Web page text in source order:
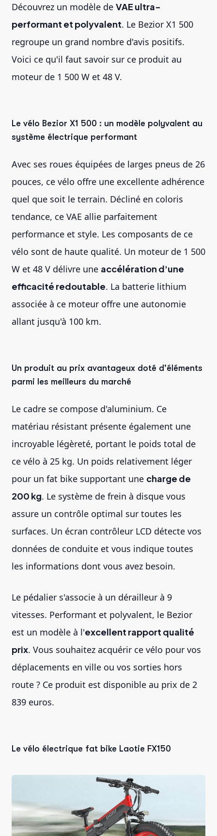
Découvrez un modèle de VAE ultra-
performant et polyvalent. Le Bezior X1 500
regroupe un grand nombre d'avis positifs.
Voici ce qu'il faut savoir sur ce produit au
moteur de 1 500 W et 48 V.
Le vélo Bezior X1 500 : un modèle polyvalent au
système électrique performant
Avec ses roues équipées de larges pneus de 26
pouces, ce vélo offre une excellente adhérence
quel que soit le terrain. Décliné en coloris
tendance, ce VAE allie parfaitement
performance et style. Les composants de ce
vélo sont de haute qualité. Un moteur de 1 500
W et 48 V délivre une accélération d'une
efficacité redoutable. La batterie lithium
associée à ce moteur offre une autonomie
allant jusqu'à 100 km.
Un produit au prix avantageux doté d'éléments
parmi les meilleurs du marché
Le cadre se compose d'aluminium. Ce
matériau résistant présente également une
incroyable légèreté, portant le poids total de
ce vélo à 25 kg. Un poids relativement léger
pour un fat bike supportant une charge de
200 kg. Le système de frein à disque vous
assure un contrôle optimal sur toutes les
surfaces. Un écran contrôleur LCD détecte vos
données de conduite et vous indique toutes
les informations dont vous avez besoin.
Le pédalier s'associe à un dérailleur à 9
vitesses. Performant et polyvalent, le Bezior
est un modèle à l'excellent rapport qualité
prix. Vous souhaitez acquérir ce vélo pour vos
déplacements en ville ou vos sorties hors
route ? Ce produit est disponible au prix de 2
839 euros.
Le vélo électrique fat bike Laotie FX150